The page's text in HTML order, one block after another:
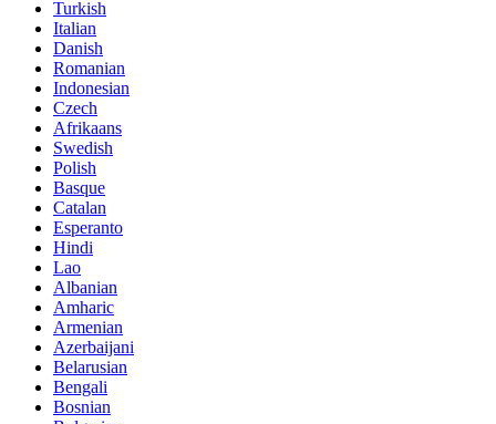
Turkish
Italian
Danish
Romanian
Indonesian
Czech
Afrikaans
Swedish
Polish
Basque
Catalan
Esperanto
Hindi
Lao
Albanian
Amharic
Armenian
Azerbaijani
Belarusian
Bengali
Bosnian